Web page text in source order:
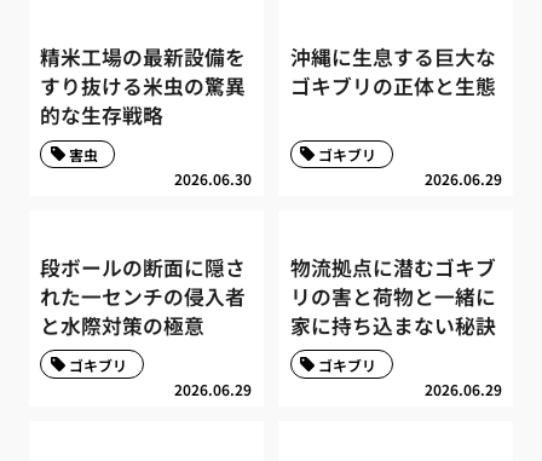
精米工場の最新設備を
すり抜ける米虫の驚異
的な生存戦略
2026.06.30
害虫
沖縄に生息する巨大な
ゴキブリの正体と生態
2026.06.29
ゴキブリ
段ボールの断面に隠さ
れた一センチの侵入者
と水際対策の極意
2026.06.29
ゴキブリ
物流拠点に潜むゴキブ
リの害と荷物と一緒に
家に持ち込まない秘訣
2026.06.29
ゴキブリ